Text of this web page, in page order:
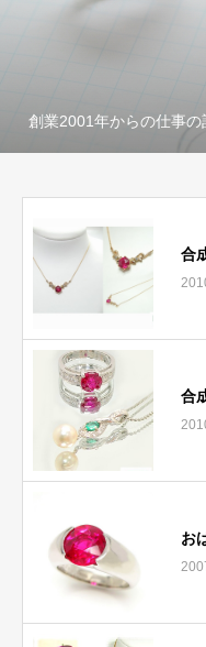
創業2001年からの仕事の
合
合
お